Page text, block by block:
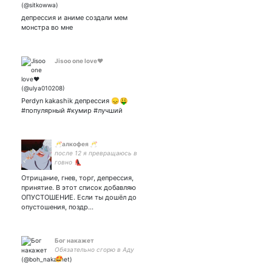
депрессия и аниме создали мем
монстра во мне
Jisoo one love❤️
Perdyn kakashik депрессия 😞🤑
#популярный #кумир #лучший
🥂алкофея 🥂
после 12 я превращаюсь в
говно 👠
Отрицание, гнев, торг, депрессия,
принятие. В этот список добавляю
ОПУСТОШЕНИЕ. Если ты дошёл до
опустошения, поздр…
Бог накажет
Обязательно сгорю в Аду
🤩